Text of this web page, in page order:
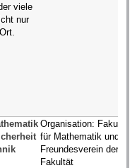
viele
nur
Organisation: Fakultät
für Mathematik und
Freundesverein der
Fakultät